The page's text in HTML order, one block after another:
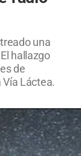
una
hallazgo
de
Láctea.